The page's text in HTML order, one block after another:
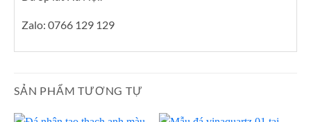
Zalo: 0766 129 129
SẢN PHẨM TƯƠNG TỰ